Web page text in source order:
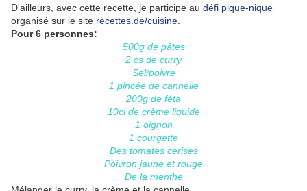
D'ailleurs, avec cette recette, je participe au défi pique-nique
organisé sur le site recettes.de/cuisine
Pour 6 personnes:
500g de pâtes
2 cs de curry
Sel/poivre
1 pincée de cannelle
200g de féta
10cl de crème liquide
1 oignon
1 courgette
Des tomates cerises
Poivron jaune et rouge
De la menthe